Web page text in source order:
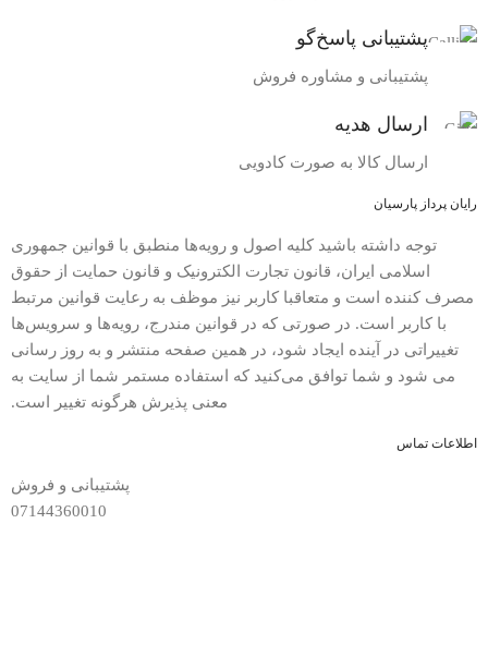
پشتیبانی پاسخ‌گو
پشتیبانی و مشاوره فروش
ارسال هدیه
ارسال کالا به صورت کادویی
رایان پرداز پارسیان
توجه داشته باشید کلیه اصول و رویه‏‌ها منطبق با قوانین جمهوری
اسلامی ایران، قانون تجارت الکترونیک و قانون حمایت از حقوق
مصرف کننده است و متعاقبا کاربر نیز موظف به رعایت قوانین مرتبط
با کاربر است. در صورتی که در قوانین مندرج، رویه‏‌ها و سرویس‏‌ها
تغییراتی در آینده ایجاد شود، در همین صفحه منتشر و به روز رسانی
می شود و شما توافق می‏‌کنید که استفاده مستمر شما از سایت به
معنی پذیرش هرگونه تغییر است.
اطلاعات تماس
پشتیبانی و فروش
07144360010